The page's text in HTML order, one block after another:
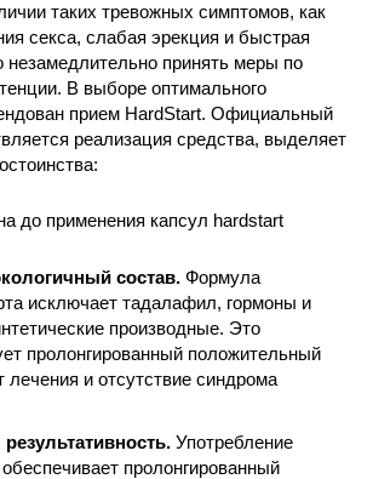
таких тревожных симптомов, как
секса, слабая эрекция и быстрая
незамедлительно принять меры по
В выборе оптимального
прием HardStart. Официальный
реализация средства, выделяет
состав. Формула
исключает тадалафил, гормоны и
производные. Это
пролонгированный положительный
лечения и отсутствие синдрома
Употребление
пролонгированный